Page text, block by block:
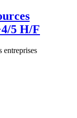
5 H/F
entreprises